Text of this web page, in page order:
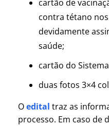
cartão de
contra tétano
devidamente
saúde;
cartão do
duas fotos 3×4
Oedital traz as
processo. Em caso de